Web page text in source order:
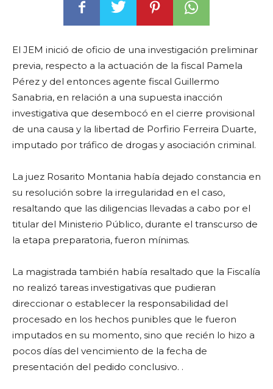
El JEM inició de oficio de una investigación preliminar
previa, respecto a la actuación de la fiscal Pamela
Pérez y del entonces agente fiscal Guillermo
Sanabria, en relación a una supuesta inacción
investigativa que desembocó en el cierre provisional
de una causa y la libertad de Porfirio Ferreira Duarte,
imputado por tráfico de drogas y asociación criminal.
La juez Rosarito Montania había dejado constancia en
su resolución sobre la irregularidad en el caso,
resaltando que las diligencias llevadas a cabo por el
titular del Ministerio Público, durante el transcurso de
la etapa preparatoria, fueron mínimas.
La magistrada también había resaltado que la Fiscalía
no realizó tareas investigativas que pudieran
direccionar o establecer la responsabilidad del
procesado en los hechos punibles que le fueron
imputados en su momento, sino que recién lo hizo a
pocos días del vencimiento de la fecha de
presentación del pedido conclusivo. .